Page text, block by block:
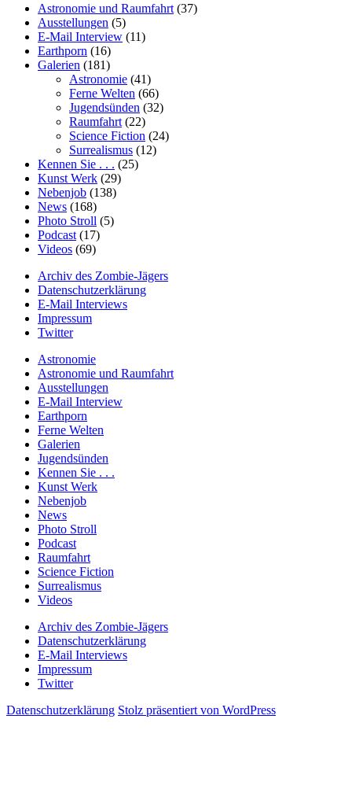
Astronomie und Raumfahrt (37)
Ausstellungen (5)
E-Mail Interview (11)
Earthporn (16)
Galerien (181)
Astronomie (41)
Ferne Welten (66)
Jugendsünden (32)
Raumfahrt (22)
Science Fiction (24)
Surrealismus (12)
Kennen Sie . . . (25)
Kunst Werk (29)
Nebenjob (138)
News (168)
Photo Stroll (5)
Podcast (17)
Videos (69)
Archiv des Zombie-Jägers
Datenschutzerklärung
E-Mail Interviews
Impressum
Twitter
Astronomie
Astronomie und Raumfahrt
Ausstellungen
E-Mail Interview
Earthporn
Ferne Welten
Galerien
Jugendsünden
Kennen Sie . . .
Kunst Werk
Nebenjob
News
Photo Stroll
Podcast
Raumfahrt
Science Fiction
Surrealismus
Videos
Archiv des Zombie-Jägers
Datenschutzerklärung
E-Mail Interviews
Impressum
Twitter
Datenschutzerklärung Stolz präsentiert von WordPress